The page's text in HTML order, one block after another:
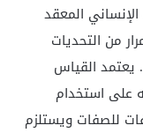
المعقد
من التحديات
يعتمد القياس
على استخدام
للصفات ويستلزم